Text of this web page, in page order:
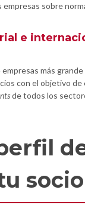
empresas sobre
e
más
con el objetivo
de todos los